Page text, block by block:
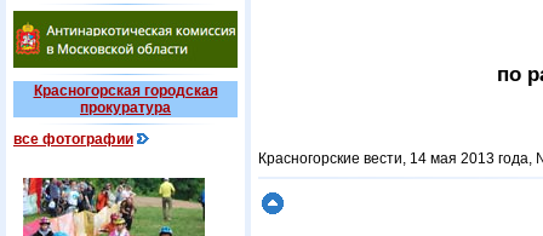
Красногорская городская
прокуратура
все фотографии
по
Красногорские вести, 14 мая 2013